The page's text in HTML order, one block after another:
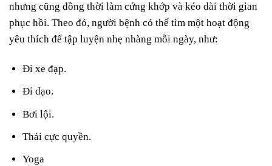
nhưng cũng đồng thời làm cứng khớp và kéo dài thời gian
phục hồi. Theo đó, người bệnh có thể tìm một hoạt động
yêu thích để tập luyện nhẹ nhàng mỗi ngày, như:
Đi xe đạp.
Đi dạo.
Bơi lội.
Thái cực quyền.
Yoga